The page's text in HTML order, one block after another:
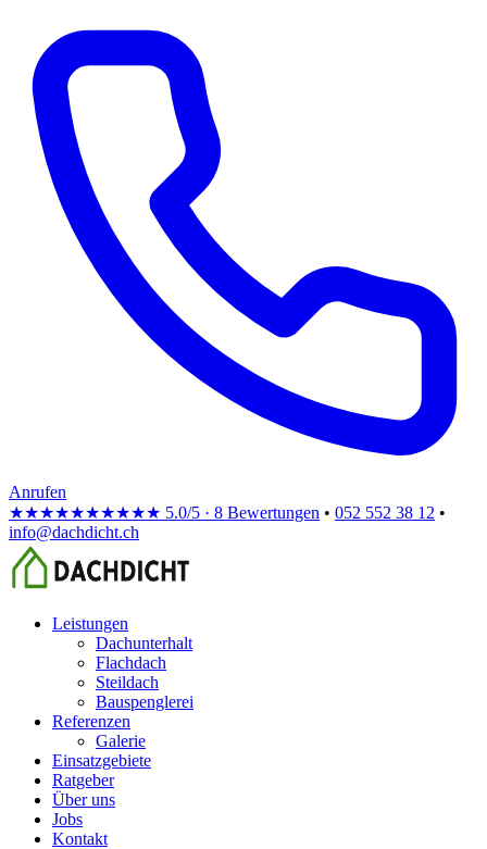
Anrufen
★★★★★★★★★★ 5.0/5 · 8 Bewertungen • 052 552 38 12 •
info@dachdicht.ch
Leistungen
Dachunterhalt
Flachdach
Steildach
Bauspenglerei
Referenzen
Galerie
Einsatzgebiete
Ratgeber
Über uns
Jobs
Kontakt